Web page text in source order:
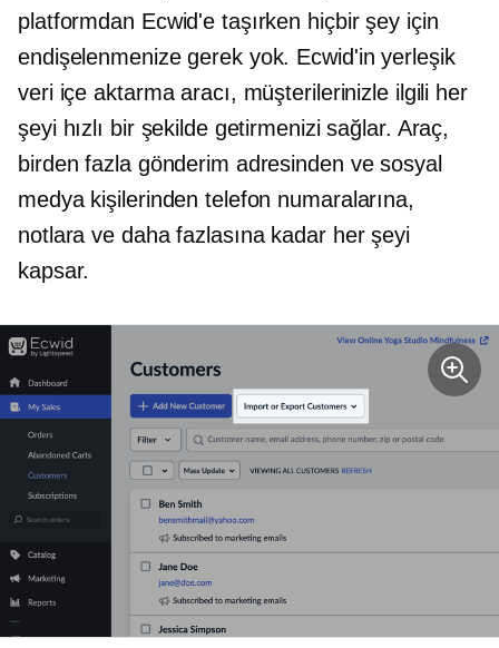
platformdan Ecwid'e taşırken hiçbir şey için
endişelenmenize gerek yok. Ecwid'inyerleşik
veri içe aktarma aracı, müşterilerinizle ilgili her
şeyi hızlı bir şekilde getirmenizi sağlar. Araç,
birden fazla gönderim adresinden ve sosyal
medya kişilerinden telefon numaralarına,
notlara ve daha fazlasına kadar her şeyi
kapsar.